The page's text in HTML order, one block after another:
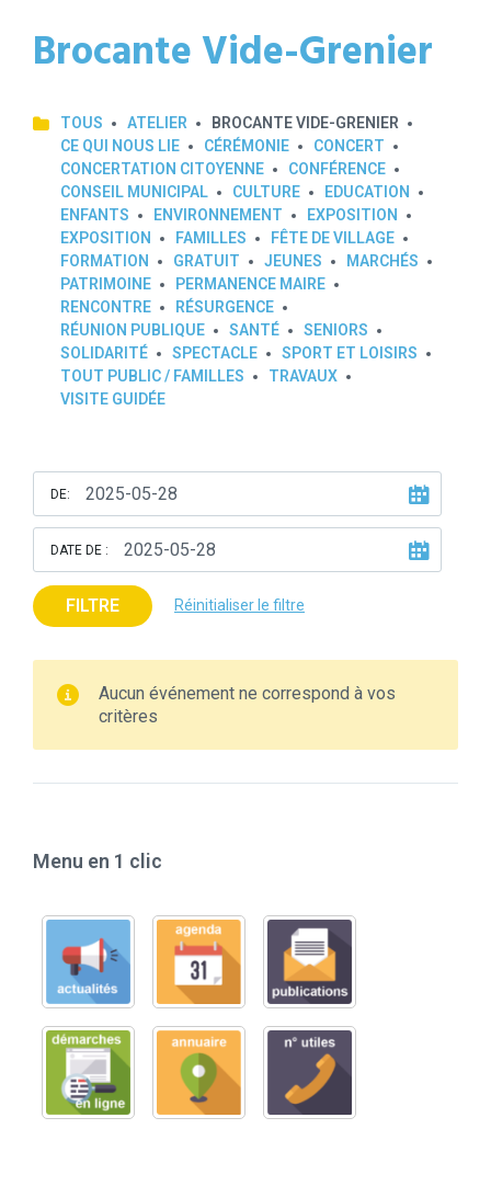
Brocante Vide-Grenier
TOUS ATELIER
BROCANTE VIDE-GRENIER
CE QUI NOUS LIE
CÉRÉMONIE
CONCERT
CONCERTATION CITOYENNE
CONFÉRENCE
CONSEIL MUNICIPAL
CULTURE
EDUCATION
ENFANTS
ENVIRONNEMENT
EXPOSITION
EXPOSITION
FAMILLES
FÊTE DE VILLAGE
FORMATION
GRATUIT JEUNES
MARCHÉS
PATRIMOINE
PERMANENCE MAIRE
RENCONTRE
RÉSURGENCE
RÉUNION PUBLIQUE
SANTÉ
SENIORS
SOLIDARITÉ
SPECTACLE
SPORT ET LOISIRS
TOUT PUBLIC / FAMILLES
TRAVAUX
VISITE GUIDÉE
DE:
DATE DE :
FILTRE Réinitialiser le filtre
Aucun événement ne correspond à vos
critères
Menu en 1 clic